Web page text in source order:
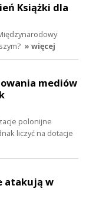
Książki dla
» więcej
mediów
polonijne
liczyć na dotacje
atakują w